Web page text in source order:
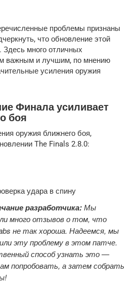
проблемы признаны
что обновление этой
много отличных
важным и лучшим, по мнению
усиления оружия
Финала усиливает
боя
оружия ближнего боя,
The Finals 2.8.0:
удара в спину
разработчика:Мы
много отзывов о том, что
не так хороша. Надеемся, мы
эту проблему в этом патче.
способ узнать это —
попробовать, а затем собрать